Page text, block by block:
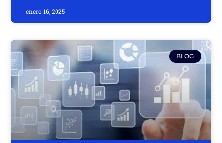
enero 16, 2025
BLOG